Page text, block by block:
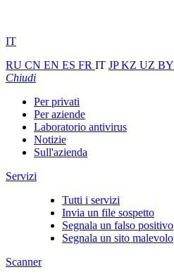
IT
RU CN EN ES FR IT JPKZ UZ BY
Chiudi
Per privati
Per aziende
Laboratorio antivirus
Notizie
Sull'azienda
Servizi
Tutti i servizi
Invia un file sospetto
Segnala un falso positivo
Segnala un sito malevolo
Scanner